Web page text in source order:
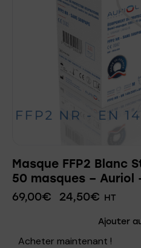
Masque FFP2 Blanc
50 masques – Auriol
69,00€ 24,50€ HT
Ajouter
Acheter maintenant !